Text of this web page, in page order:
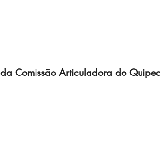
Comissão Articuladora do